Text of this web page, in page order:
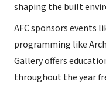
shaping the built
AFC sponsors events
programming like
Gallery offers
throughout the year